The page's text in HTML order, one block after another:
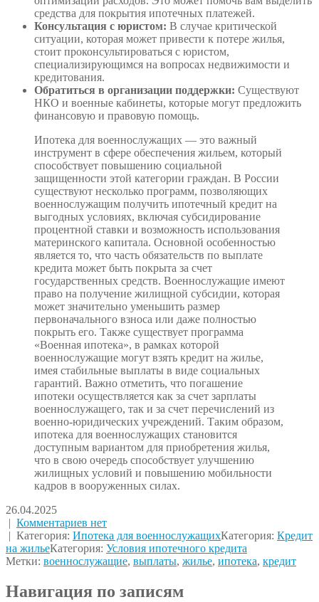
средства для покрытия ипотечных платежей.
Консультация с юристом: В случае критической
ситуации, которая может привести к потере жилья,
стоит проконсультироваться с юристом,
специализирующимся на вопросах недвижимости и
кредитования.
Обратиться в организации поддержки: Существуют
НКО и военные кабинеты, которые могут предложить
финансовую и правовую помощь.
Ипотека для военнослужащих — это важный
инструмент в сфере обеспечения жильем, который
способствует повышению социальной
защищенности этой категории граждан. В России
существуют несколько программ, позволяющих
военнослужащим получить ипотечный кредит на
выгодных условиях, включая субсидирование
процентной ставки и возможность использования
материнского капитала. Основной особенностью
является то, что часть обязательств по выплате
кредита может быть покрыта за счет
государственных средств. Военнослужащие имеют
право на получение жилищной субсидии, которая
может значительно уменьшить размер
первоначального взноса или даже полностью
покрыть его. Также существует программа
«Военная ипотека», в рамках которой
военнослужащие могут взять кредит на жилье,
имея стабильные выплаты в виде социальных
гарантий. Важно отметить, что погашение
ипотеки осуществляется как за счет зарплаты
военнослужащего, так и за счет перечислений из
военно-юридических учреждений. Таким образом,
ипотека для военнослужащих становится
доступным вариантом для приобретения жилья,
что в свою очередь способствует улучшению
жилищных условий и повышению мобильности
кадров в вооруженных силах.
26.04.2025
| Комментариев нет
| Категория: Ипотека для военнослужащихКатегория: Кредит
на жильеКатегория: Условия ипотечного кредита
Метки: военнослужащие, выплаты, жилье, ипотека, кредит
Навигация по записям